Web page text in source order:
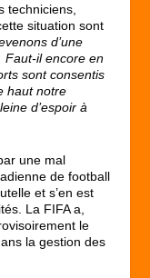
techniciens,
situation sont
d’une
Faut-il encore en
sont consentis
haut notre
d’espoir à
une mal
de football
et s’en est
La FIFA a,
le
la gestion des